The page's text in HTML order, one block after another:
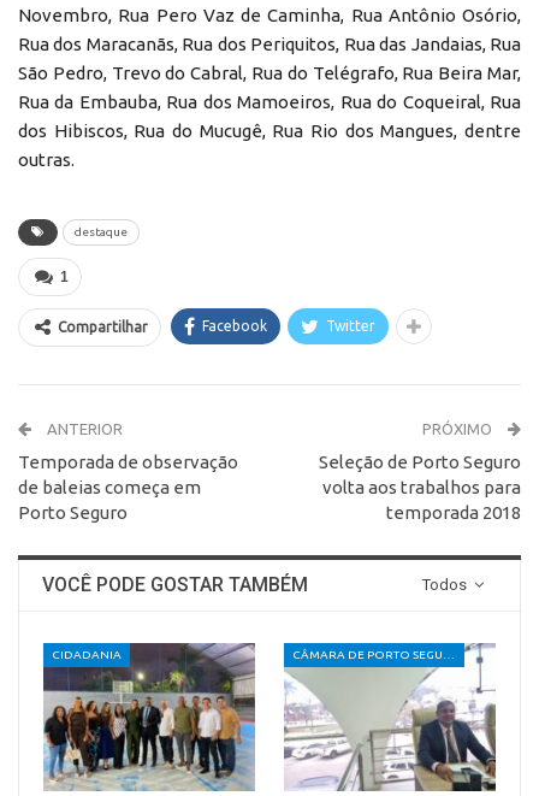
Novembro, Rua Pero Vaz de Caminha, Rua Antônio Osório,
Rua dos Maracanãs, Rua dos Periquitos, Rua das Jandaias, Rua
São Pedro, Trevo do Cabral, Rua do Telégrafo, Rua Beira Mar,
Rua da Embauba, Rua dos Mamoeiros, Rua do Coqueiral, Rua
dos Hibiscos, Rua do Mucugê, Rua Rio dos Mangues, dentre
outras.
destaque
1
Compartilhar Facebook Twitter
ANTERIOR
Temporada de observação
de baleias começa em
Porto Seguro
PRÓXIMO
Seleção de Porto Seguro
volta aos trabalhos para
temporada 2018
Todos
VOCÊ PODE GOSTAR TAMBÉM
CIDADANIA